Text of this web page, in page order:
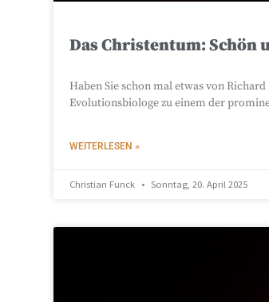
Das Christentum: Schön
Haben Sie schon mal etwas von
Evolutionsbiologe zu einem der
WEITERLESEN »
Christian Funck Sonntag, 20. April 2025